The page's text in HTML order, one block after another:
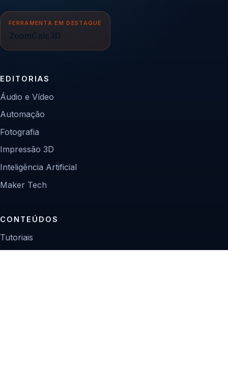
FERRAMENTA EM DESTAQUE
ZoomCalc3D
EDITORIAS
Áudio e Vídeo
Automação
Fotografia
Impressão 3D
Inteligência Artificial
Maker Tech
CONTEÚDOS
Tutoriais